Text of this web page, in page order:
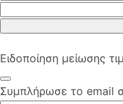
Ειδοποίηση μείωσης
Συμπλήρωσε το email